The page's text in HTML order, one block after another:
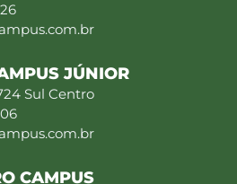
JÚNIOR
Sul Centro
CAMPUS